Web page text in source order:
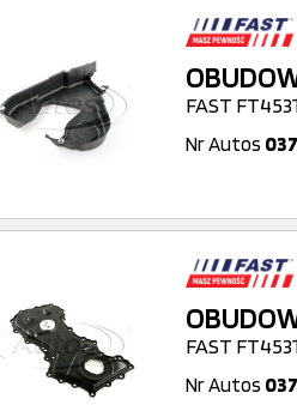
FAST
Nr Autos
FAST
Nr Autos